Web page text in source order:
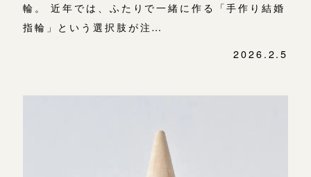
輪。 近年では、ふたりで一緒に作る「手作り結婚
指輪」という選択肢が注…
2026.2.5